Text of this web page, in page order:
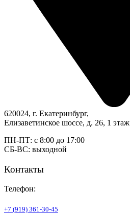
620024, г. Екатеринбург,
Елизаветинское шоссе, д. 26, 1 этаж
ПН-ПТ: с 8:00 до 17:00
СБ-ВС: выходной
Контакты
Телефон:
+7 (919) 361-30-45